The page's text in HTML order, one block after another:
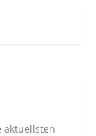
aktuellsten